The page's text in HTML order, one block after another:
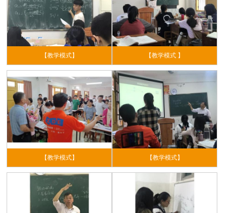
【教学模式】 【教学模式 】
【教学模式】 【教学模式】